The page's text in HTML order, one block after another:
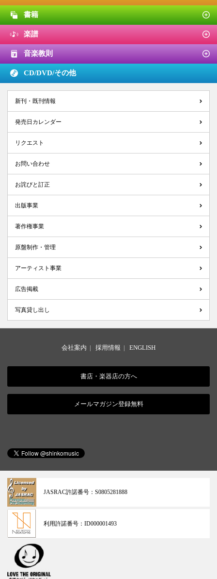
書籍
楽譜
音楽教則
CD/DVD/その他
新刊・既刊情報
発売日カレンダー
リクエスト
お問い合わせ
お詫びと訂正
出版事業
著作権事業
原盤制作・管理
アーティスト事業
広告掲載
写真貸し出し
会社案内 | 採用情報 | ENGLISH
書店・楽器店の方へ
メールマガジン登録無料
JASRAC許諾番号： S0805281888
利用許諾番号： ID000001493